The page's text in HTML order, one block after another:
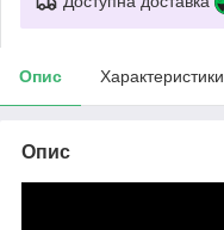
Опис Характеристики
Опис